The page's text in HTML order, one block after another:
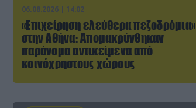
06.08.2026 | 14:02
«Επιχείρηση ελεύθερα πεζοδρόμια»
στην Αθήνα: Απομακρύνθηκαν
παράνομα αντικείμενα από
κοινόχρηστους χώρους